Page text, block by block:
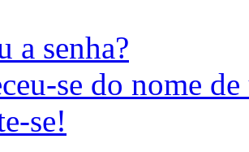
a senha?
se do nome
se!